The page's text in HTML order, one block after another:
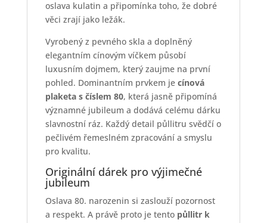
oslava kulatin a připomínka toho, že dobré
věci zrají jako ležák.
Vyrobený z pevného skla a doplněný
elegantním cínovým víčkem působí
luxusním dojmem, který zaujme na první
pohled. Dominantním prvkem je cínová
plaketa s číslem 80, která jasně připomíná
významné jubileum a dodává celému dárku
slavnostní ráz. Každý detail půllitru svědčí o
pečlivém řemeslném zpracování a smyslu
pro kvalitu.
Originální dárek pro výjimečné
jubileum
Oslava 80. narozenin si zaslouží pozornost
a respekt. A právě proto je tento půllitr k